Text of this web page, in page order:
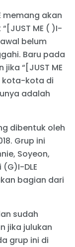
memang akan
ME ( )I-
belum
Baru pada
“[JUST ME
kota-kota di
adalah
dibentuk oleh
Grup ini
Soyeon,
DLE
bagian dari
sudah
jika julukan
grup ini di